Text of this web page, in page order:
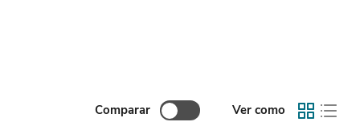
Comparar Ver como